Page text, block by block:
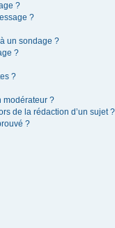
?
?
un sondage ?
?
?
modérateur ?
de la rédaction d’un sujet ?
?